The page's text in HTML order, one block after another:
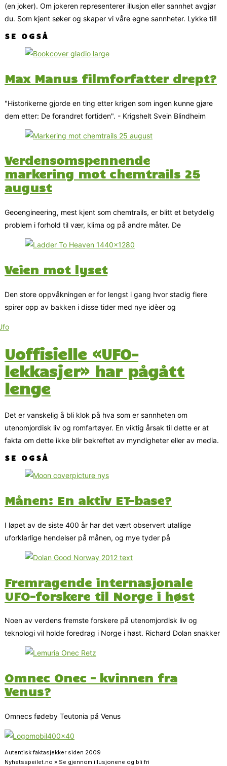
(en joker). Om jokeren representerer illusjon eller sannhet avgjør
du. Som kjent søker og skaper vi våre egne sannheter. Lykke til!
SE OGSÅ
Max Manus filmforfatter drept?
"Historikerne gjorde en ting etter krigen som ingen kunne gjøre
dem etter: De forandret fortiden". - Krigshelt Svein Blindheim
Verdensomspennende
markering mot chemtrails 25
august
Geoengineering, mest kjent som chemtrails, er blitt et betydelig
problem i forhold til vær, klima og på andre måter. De
Veien mot lyset
Den store oppvåkningen er for lengst i gang hvor stadig flere
spirer opp av bakken i disse tider med nye idèer og
Uoffisielle «UFO-
lekkasjer» har pågått
lenge
Det er vanskelig å bli klok på hva som er sannheten om
utenomjordisk liv og romfartøyer. En viktig årsak til dette er at
fakta om dette ikke blir bekreftet av myndigheter eller av media.
SE OGSÅ
Månen: En aktiv ET-base?
I løpet av de siste 400 år har det vært observert utallige
uforklarlige hendelser på månen, og mye tyder på
Fremragende internasjonale
UFO-forskere til Norge i høst
Noen av verdens fremste forskere på utenomjordisk liv og
teknologi vil holde foredrag i Norge i høst. Richard Dolan snakker
Omnec Onec – kvinnen fra
Venus?
Omnecs fødeby Teutonia på Venus
Autentisk faktasjekker siden 2009
Nyhetsspeilet.no » Se gjennom illusjonene og bli fri